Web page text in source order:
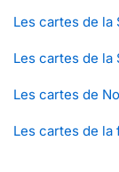
Les cartes de la
Les cartes de la
Les cartes de
Les cartes de la